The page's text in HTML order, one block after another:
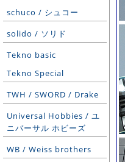
schuco / シュコー
solido / ソリド
Tekno basic
Tekno Special
TWH / SWORD / Drake
Universal Hobbies / ユ
ニバーサル ホビーズ
WB / Weiss brothers